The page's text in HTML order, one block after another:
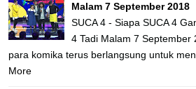
Malam 7 September 2018
SUCA 4 - Siapa SUCA 4
4 Tadi Malam 7 September
para komika terus berlangsung untuk
More